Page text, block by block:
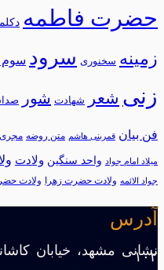
حضرت فاطمه
زمینه سخنوری سرود سوم
زنی شعر شهادت شور
فن بیان قمربنی هاشم متن روضه
میلاد امام جواد واحد سنگین ولادت
جواد الائمه ولادت حضرت زهرا ولادت
آدرس
۱۰۲